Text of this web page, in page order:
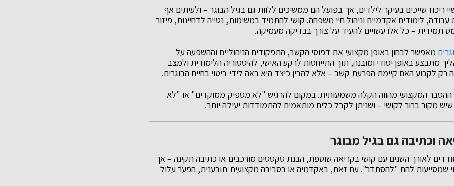
ריכוז שייכים בעיקר לילדים, אך בפועל הם ממשיכים ללוות גם בגיל הבוגר – ולעיתים אף
לימודים אקדמיים וניהול חיי משפחה. קושי להתמיד במשימות, נטייה לדחיינות, פיזור
תמידית – כל אלו עשויים להעיד על צורך בבדיקה מעמיקה.
מאפשר לבחון באופן מקצועי את דפוסי הקשב, התפקודים הניהוליים וההשפעה על
מתבצע באופן יסודי ומובנה, תוך התייחסות לרקע האישי, להיסטוריה הלימודית ולמצב
רק לקבוע האם קיימת הפרעת קשב – אלא להבין כיצד היא באה לידי ביטוי בחיים הבוגרים.
המקצועי מהווה הקלה משמעותית. במקום להרגיש "לא מספיק ממוקדים" או "לא
מקור ברור לקושי – ושניתן לקבל כלים מותאמים להתמודדות יעילה יותר.
וכתיבה גם בגיל מבוגר
לאורך השנים עם קושי בקריאה שוטפת, הבנת טקסטים מורכבים או כתיבה תקינה – אך
שמסייעות להם "להסתדר". עם זאת, באקדמיה או בסביבה מקצועית תובענית, הפער עלול